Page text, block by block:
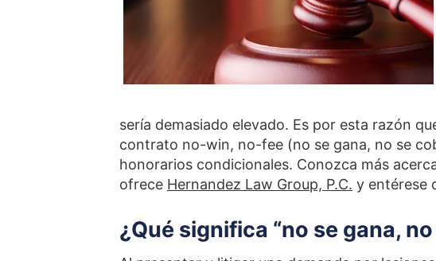
sería demasiado elevado. Es por esta razón
contrato no-win, no-fee (no se gana, no se
honorarios condicionales. Conozca más
ofrece Hernandez Law Group, P.C. y entérese
¿Qué significa “no se gana,